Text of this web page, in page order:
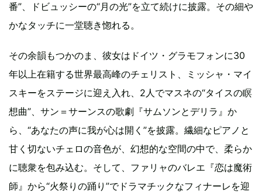
番”、ドビュッシーの“月の光”を立て続けに披露。その細や
かなタッチに一堂聴き惚れる。
その余韻もつかのま、彼女はドイツ・グラモフォンに30
年以上在籍する世界最高峰のチェリスト、ミッシャ・マイ
スキーをステージに迎え入れ、2人でマスネの“タイスの瞑
想曲”、サン＝サーンスの歌劇『サムソンとデリラ』か
ら、“あなたの声に我が心は開く”を披露。繊細なピアノと
甘く切ないチェロの音色が、幻想的な空間の中で、柔らか
に聴衆を包み込む。そして、ファリャのバレエ『恋は魔術
師』から“火祭りの踊り”でドラマチックなフィナーレを迎